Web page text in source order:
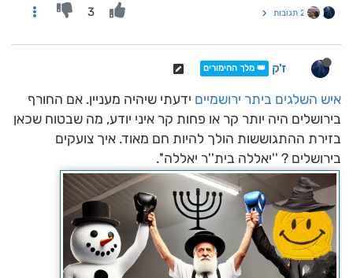
2 תגובות 3
ז'ק 👑 מלך ההימורים
איש השלגים ביתר ירושמיים ידעתי שיהיה מעניין. אם החורף
בירושלים היה יותר קר או פחות קר איני יודע, מה שבטוח שכאן
בזירת ההתגוששות הולך להיות חם מאוד. איך צועקים
בירושלים ? ''יאללה בית''ר יאללה''.